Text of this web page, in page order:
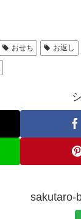
おせち お返し
sakutaro-